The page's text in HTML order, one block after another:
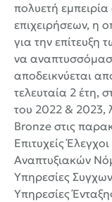
πολυετή εμπειρία
επιχειρήσεων, η
για την επίτευξη
να
αποδεικνύεται
τελευταία 2 έτη,
του 2022 & 2023,
Bronze στις
Επιτυχείς
Αναπτυξιακών
Υπηρεσίες
Υπηρεσίες